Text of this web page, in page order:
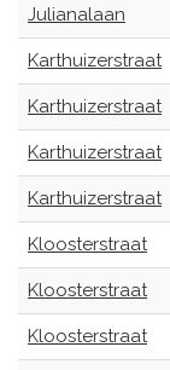
Julianalaan
Karthuizerstraat
Karthuizerstraat
Karthuizerstraat
Karthuizerstraat
Kloosterstraat
Kloosterstraat
Kloosterstraat